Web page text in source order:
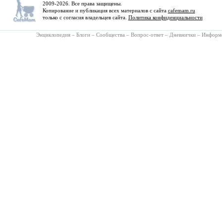
2009-2026. Все права защищены.
Копирование и публикация всех материалов с сайта cafemam.ru
только с согласия владельцев сайта. Политика конфиденциальности
Энциклопедия – Блоги – Сообщества – Вопрос-ответ – Дневнички –